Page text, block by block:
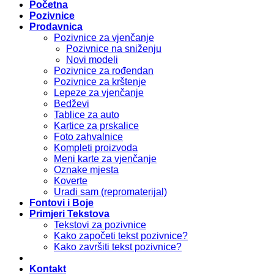
Početna
Pozivnice
Prodavnica
Pozivnice za vjenčanje
Pozivnice na sniženju
Novi modeli
Pozivnice za rođendan
Pozivnice za krštenje
Lepeze za vjenčanje
Bedževi
Tablice za auto
Kartice za prskalice
Foto zahvalnice
Kompleti proizvoda
Meni karte za vjenčanje
Oznake mjesta
Koverte
Uradi sam (repromaterijal)
Fontovi i Boje
Primjeri Tekstova
Tekstovi za pozivnice
Kako započeti tekst pozivnice?
Kako završiti tekst pozivnice?
Kontakt